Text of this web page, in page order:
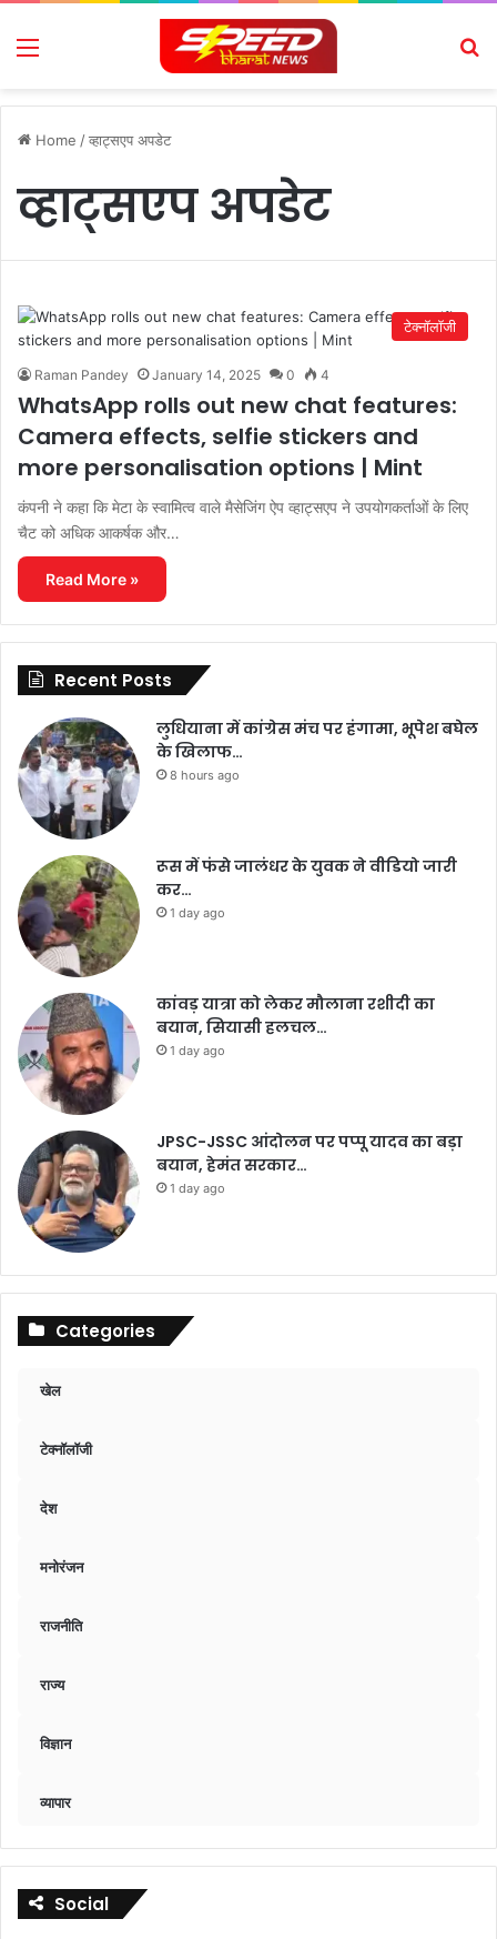
Menu
Home /व्हाट्सएप अपडेट
व्हाट्सएप अपडेट
टेक्नॉलॉजी
Raman Pandey January 14, 2025 0 4
WhatsApp rolls out new chat features:
Camera effects, selfie stickers and
more personalisation options | Mint
कंपनी ने कहा कि मेटा के स्वामित्व वाले मैसेजिंग ऐप व्हाट्सएप ने उपयोगकर्ताओं के लिए
चैट को अधिक आकर्षक और…
Read More »
Recent Posts
लुधियाना में कांग्रेस मंच पर हंगामा, भूपेश बघेल
के खिलाफ…
8 hours ago
रूस में फंसे जालंधर के युवक ने वीडियो जारी
कर…
1 day ago
कांवड़ यात्रा को लेकर मौलाना रशीदी का
बयान, सियासी हलचल…
1 day ago
JPSC-JSSC आंदोलन पर पप्पू यादव का बड़ा
बयान, हेमंत सरकार…
1 day ago
Categories
खेल
टेक्नॉलॉजी
देश
मनोरंजन
राजनीति
राज्य
विज्ञान
व्यापार
Social